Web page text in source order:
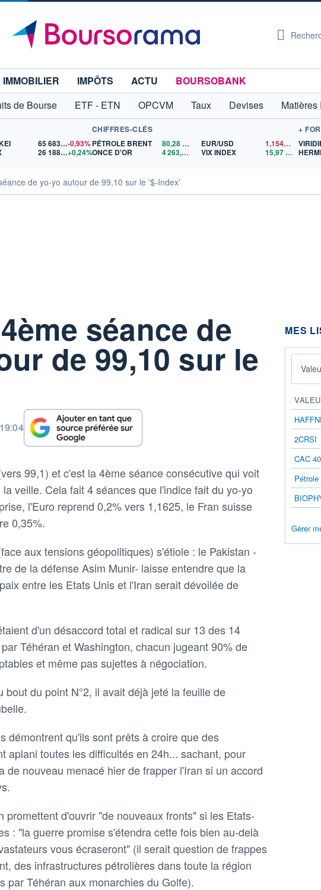
IMMOBILIER IMPÔTS ACTU
BOURSOBANK
de Bourse ETF - ETN OPCVM Taux Devises Matières
65 683,26-0,93%
26 188,45+0,24%
CHIFFRES-CLÉS
PÉTROLE BRENT
80,28$US
ONCE D'OR
4 263,74 $US
EUR/USD 1,1546$US
VIX INDEX
15,97$US
+
de yo-yo autour de 99,10 sur le '$-Index'
séance de
de 99,10 sur le
99,1) et c'est la 4ème séance consécutive qui voit
veille. Cela fait 4 séances que l'indice fait du yo-yo
l'Euro reprend 0,2% vers 1,1625, le Fran suisse
0,35%.
aux tensions géopolitiques) s'étiole : le Pakistan -
de la défense Asim Munir- laisse entendre que la
entre les Etats Unis et l'Iran serait dévoilée de
d'un désaccord total et radical sur 13 des 14
Téhéran et Washington, chacun jugeant 90% de
et même pas sujettes à négociation.
bout du point N°2, il avait déjà jeté la feuille de
démontrent qu'ils sont prêts à croire que des
aplani toutes les difficultés en 24h... sachant, pour
de nouveau menacé hier de frapper l'Iran si un accord
promettent d'ouvrir "de nouveaux fronts" si les Etats-
: "la guerre promise s'étendra cette fois bien au-delà
vous écraseront" (il serait question de frappes
des infrastructures pétrolières dans toute la région
par Téhéran aux monarchies du Golfe).
MES
2CRSI
CAC 40
Gérer